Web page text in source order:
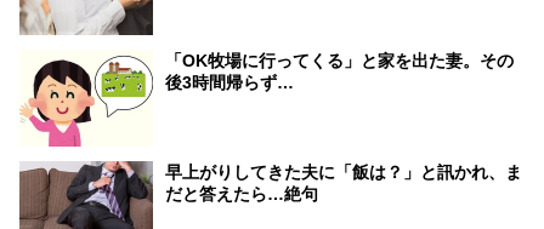
「OK牧場に行ってくる」と家を出た妻。その
後3時間帰らず…
早上がりしてきた夫に「飯は？」と訊かれ、ま
だと答えたら…絶句